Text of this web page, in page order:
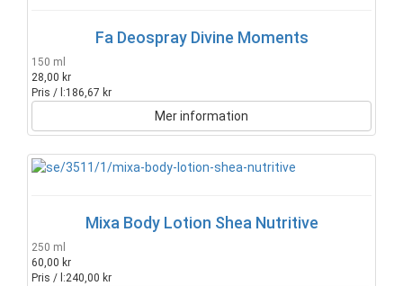
Fa Deospray Divine Moments
150 ml
28,00 kr
Pris / l:186,67 kr
Mer information
Mixa Body Lotion Shea Nutritive
250 ml
60,00 kr
Pris / l:240,00 kr